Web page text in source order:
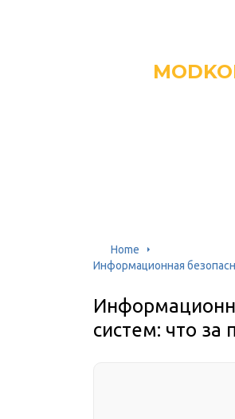
Home
Информационная
систем: что за